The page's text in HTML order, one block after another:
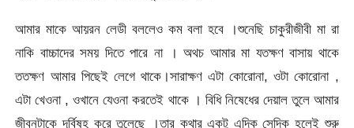
আমার মাকে আয়রন লেডী বললেও কম বলা হবে ।শুনেছি চাকুরীজীবী মা রা
নাকি বাচ্চাদের সময় দিতে পারে না । অথচ আমার মা যতক্ষণ বাসায় থাকে
ততক্ষণ আমার পিছেই লেগে থাকে।সারাক্ষণ এটা কোরোনা, ওটা কোরোনা ,
এটা খেওনা , ওখানে যেওনা করতেই থাকে । বিধি নিষেধের দেয়াল তুলে আমার
জীবনটাকে দূর্বিষহ করে তুলেছে ।তার কথার একটু এদিক সেদিক হলেই শুরু